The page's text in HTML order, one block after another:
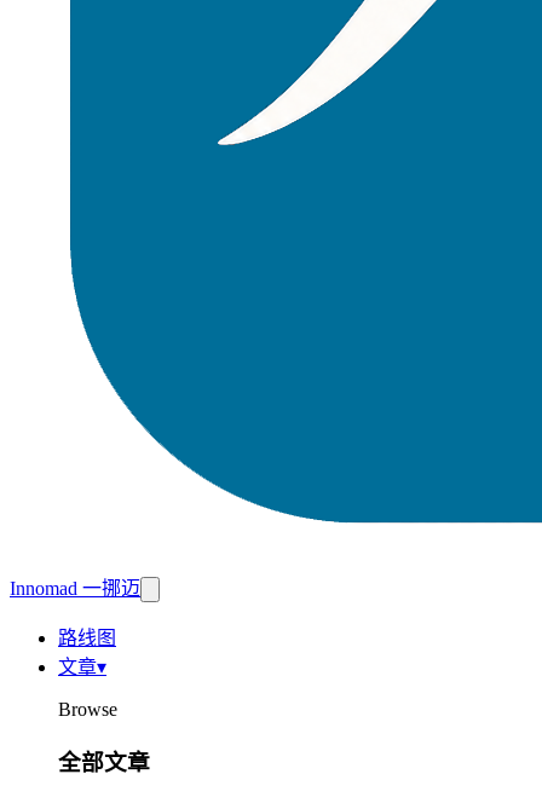
Innomad 一挪迈
路线图
文章▾
Browse
全部文章